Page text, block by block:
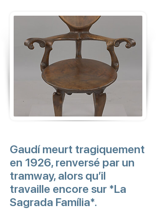
Gaudí meurt tragiquement
en 1926, renversé par un
tramway, alors qu’il
travaille encore sur *La
Sagrada Família*.